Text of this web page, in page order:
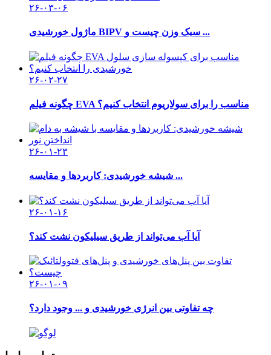
۲۶-۰۳-۰۶
ماژول خورشیدی BIPV سبک وزن چیست و ...
۲۶-۰۲-۲۷
چگونه فیلم EVA مناسب را برای سولاریوم انتخاب کنیم؟
۲۶-۰۱-۲۳
شیشه خورشیدی: کاربردها و مقایسه ...
۲۶-۰۱-۱۶
آیا آب می‌تواند از طریق سیلیکون نشت کند؟
۲۶-۰۱-۰۹
چه تفاوتی بین انرژی خورشیدی و ... وجود دارد؟